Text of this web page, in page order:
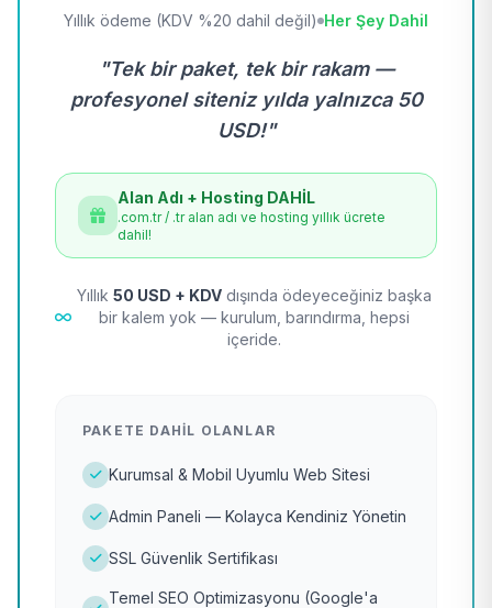
Yıllık ödeme (KDV %20 dahil değil) Her Şey Dahil
"Tek bir paket, tek bir rakam —
profesyonel siteniz yılda yalnızca 50
USD!"
Alan Adı + Hosting DAHİL
.com.tr / .tr alan adı ve hosting yıllık ücrete
dahil!
Yıllık 50 USD + KDV dışında ödeyeceğiniz başka
bir kalem yok — kurulum, barındırma, hepsi
içeride.
PAKETE DAHIL OLANLAR
Kurumsal & Mobil Uyumlu Web Sitesi
Admin Paneli — Kolayca Kendiniz Yönetin
SSL Güvenlik Sertifikası
Temel SEO Optimizasyonu (Google'a